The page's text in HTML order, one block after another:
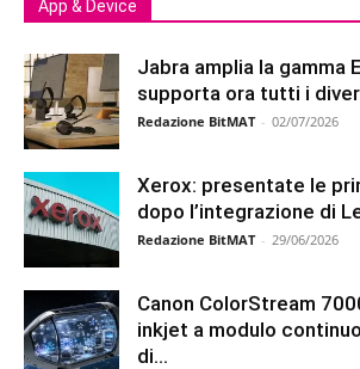
App & Device
Jabra amplia la gamma
supporta ora tutti i
Redazione BitMAT - 02/07/2026
Xerox: presentate le
dopo l’integrazione di
Redazione BitMAT - 29/06/2026
Canon ColorStream
inkjet a modulo
di...